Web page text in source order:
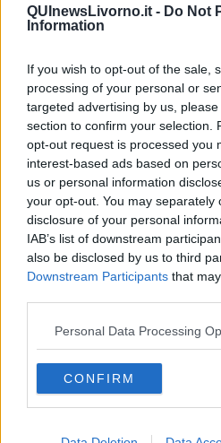
QUInewsLivorno.it - Do Not
Information
If you wish to opt-out of the sale,
processing of your personal or
targeted advertising by us,
section to confirm your selection.
opt-out request is processed you
interest-based ads based on
us or personal information
your opt-out. You may separately
disclosure of your personal
IAB’s list of downstream
also be disclosed by us to third
Downstream Participants that
Personal Data Processing
CONFIRM
Design,
per la composizione dello spazio
ama incasellarsi in uno stile
piuttosto trovare il punto di
spazio e un tocco personale.
Se vuoi leggere le notizie principali
Newsletter QUInews -
alle 20:00 direttamente nella tua
Basta cliccareQUI
Ti potrebbe interessare
Articoli dal Blog “Progettare il
Benessere ambientale: perché ci
Ristrutturazione o Terapia di